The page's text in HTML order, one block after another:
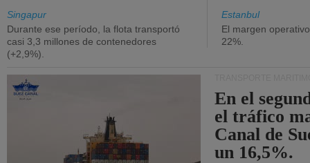
Singapur
Durante ese período, la flota transportó
casi 3,3 millones de contenedores
(+2,9%).
Estanbul
El margen
22%.
En el
el tráfico
Canal de
un 16,5%.